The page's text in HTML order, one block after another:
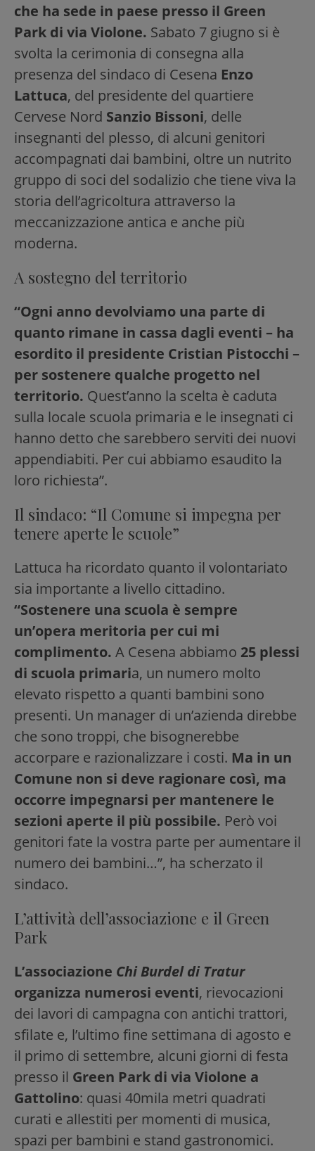
che ha sede in paese presso il Green
Park di via Violone. Sabato 7 giugno si è
svolta la cerimonia di consegna alla
presenza del sindaco di Cesena Enzo
Lattuca, del presidente del quartiere
Cervese Nord Sanzio Bissoni, delle
insegnanti del plesso, di alcuni genitori
accompagnati dai bambini, oltre un nutrito
gruppo di soci del sodalizio che tiene viva la
storia dell’agricoltura attraverso la
meccanizzazione antica e anche più
moderna.
A sostegno del territorio
“Ogni anno devolviamo una parte di
quanto rimane in cassa dagli eventi – ha
esordito il presidente Cristian Pistocchi –
per sostenere qualche progetto nel
territorio. Quest’anno la scelta è caduta
sulla locale scuola primaria e le insegnati ci
hanno detto che sarebbero serviti dei nuovi
appendiabiti. Per cui abbiamo esaudito la
loro richiesta”.
Il sindaco: “Il Comune si impegna per
tenere aperte le scuole”
Lattuca ha ricordato quanto il volontariato
sia importante a livello cittadino.
“Sostenere una scuola è sempre
un’opera meritoria per cui mi
complimento. A Cesena abbiamo 25 plessi
di scuola primaria, un numero molto
elevato rispetto a quanti bambini sono
presenti. Un manager di un’azienda direbbe
che sono troppi, che bisognerebbe
accorpare e razionalizzare i costi. Ma in un
Comune non si deve ragionare così, ma
occorre impegnarsi per mantenere le
sezioni aperte il più possibile. Però voi
genitori fate la vostra parte per aumentare il
numero dei bambini…”, ha scherzato il
sindaco.
L’attività dell’associazione e il Green
Park
L’associazione Chi Burdel di Tratur
organizza numerosi eventi, rievocazioni
dei lavori di campagna con antichi trattori,
sfilate e, l’ultimo fine settimana di agosto e
il primo di settembre, alcuni giorni di festa
presso il Green Park di via Violone a
Gattolino: quasi 40mila metri quadrati
curati e allestiti per momenti di musica,
spazi per bambini e stand gastronomici.